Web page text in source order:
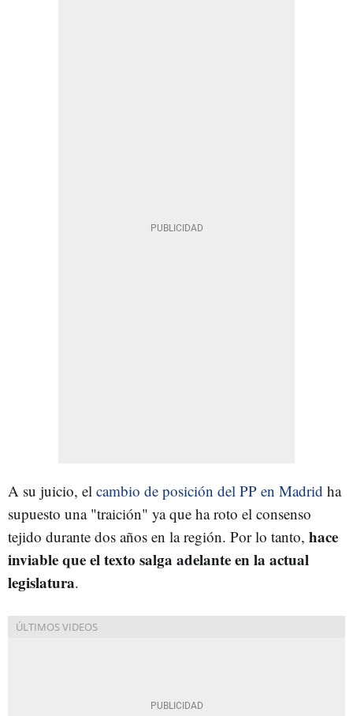
A su juicio, el cambio de posición del PP en Madrid ha
supuesto una "traición" ya que ha roto el consenso
tejido durante dos años en la región. Por lo tanto, hace
inviable que el texto salga adelante en la actual
legislatura.